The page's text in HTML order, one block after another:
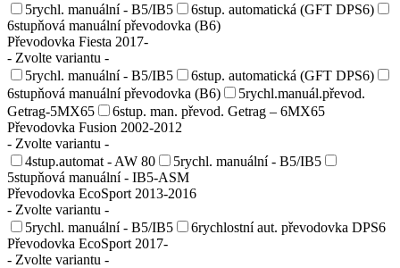
5rychl. manuální - B5/IB5
6stup. automatická (GFT DPS6)
6stupňová manuální převodovka (B6)
Převodovka Fiesta 2017-
- Zvolte variantu -
5rychl. manuální - B5/IB5
6stup. automatická (GFT DPS6)
6stupňová manuální převodovka (B6)
5rychl.manuál.převod.
Getrag-5MX65
6stup. man. převod. Getrag – 6MX65
Převodovka Fusion 2002-2012
- Zvolte variantu -
4stup.automat - AW 80
5rychl. manuální - B5/IB5
5stupňová manuální - IB5-ASM
Převodovka EcoSport 2013-2016
- Zvolte variantu -
5rychl. manuální - B5/IB5
6rychlostní aut. převodovka DPS6
Převodovka EcoSport 2017-
- Zvolte variantu -